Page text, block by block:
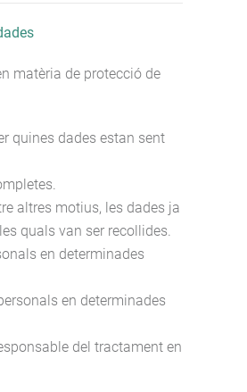
matèria de protecció de
quines dades estan sent
altres motius, les dades ja
quals van ser recollides.
en determinades
en determinades
del tractament en